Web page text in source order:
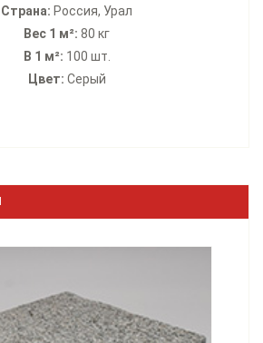
Страна: Россия, Урал
Вес 1 м²: 80 кг
В 1 м²: 100 шт.
Цвет: Серый